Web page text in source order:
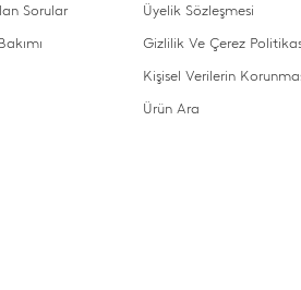
Sorular
Üyelik Sözleşmesi
Gizlilik Ve Çerez
Kişisel Verilerin
Ürün Ara